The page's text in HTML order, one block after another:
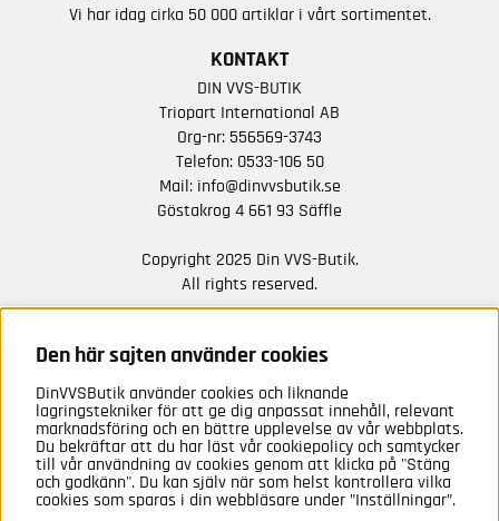
Vi har idag cirka 50 000 artiklar i vårt sortimentet.
KONTAKT
DIN VVS-BUTIK
Triopart International AB
Org-nr: 556569-3743
Telefon: 0533-106 50
Mail: info@dinvvsbutik.se
Göstakrog 4 661 93 Säffle
Copyright 2025 Din VVS-Butik.
All rights reserved.
NYHETER FRÅN OSS
Anmäl mig
Den här sajten använder cookies
DinVVSButik använder cookies och liknande
lagringstekniker för att ge dig anpassat innehåll, relevant
marknadsföring och en bättre upplevelse av vår webbplats.
Du bekräftar att du har läst vår cookiepolicy och samtycker
till vår användning av cookies genom att klicka på "Stäng
och godkänn". Du kan själv när som helst kontrollera vilka
cookies som sparas i din webbläsare under ”Inställningar”.